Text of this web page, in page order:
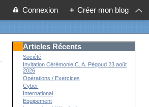
Connexion + Créer mon blog
Articles Récents
Société
Invitation Cérémonie C. A. Pégoud 23 août
2026
Opérations / Exercices
Cyber
International
Equipement